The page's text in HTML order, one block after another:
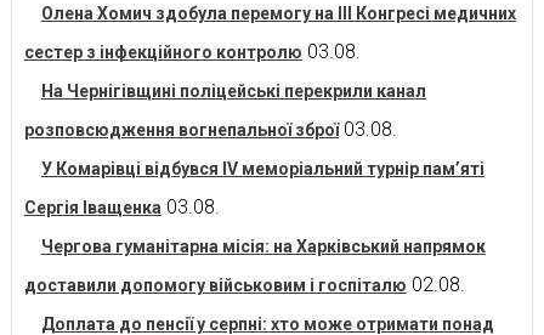
Олена Хомич здобула перемогу на ІІІ Конгресі медичних
сестер з інфекційного контролю 03.08.
На Чернігівщині поліцейські перекрили канал
розповсюдження вогнепальної зброї 03.08.
У Комарівці відбувся IV меморіальний турнір пам’яті
Сергія Іващенка 03.08.
Чергова гуманітарна місія: на Харківський напрямок
доставили допомогу військовим і госпіталю 02.08.
Доплата до пенсії у серпні: хто може отримати понад